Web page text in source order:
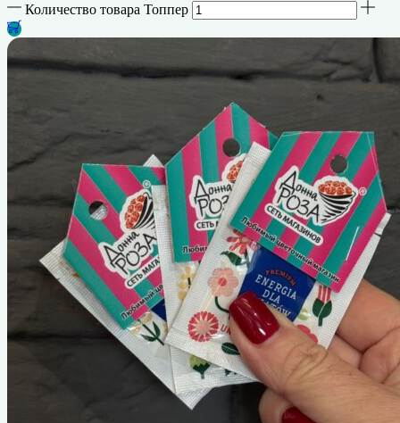
Количество товара Топпер